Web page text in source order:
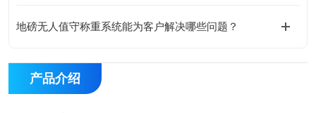
地磅无人值守称重系统能为客户解决哪些问题？
产品介绍